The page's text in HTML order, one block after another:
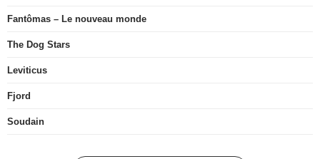
Fantômas – Le nouveau monde
The Dog Stars
Leviticus
Fjord
Soudain